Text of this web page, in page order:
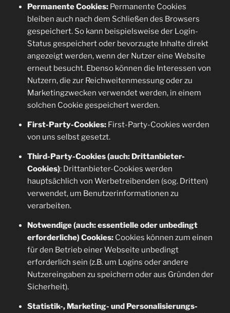
Permanente Cookies:Permanente Cookies
bleiben auch nach dem Schließen des Browsers
gespeichert. So kann beispielsweise der Login-
Status gespeichert oder bevorzugte Inhalte direkt
angezeigt werden, wenn der Nutzer eine Website
erneut besucht. Ebenso können die Interessen von
Nutzern, die zur Reichweitenmessung oder zu
Marketingzwecken verwendet werden, in einem
solchen Cookie gespeichert werden.
First-Party-Cookies:First-Party-Cookies werden
von uns selbst gesetzt.
Third-Party-Cookies (auch: Drittanbieter-
Cookies): Drittanbieter-Cookies werden
hauptsächlich von Werbetreibenden (sog. Dritten)
verwendet, um Benutzerinformationen zu
verarbeiten.
Notwendige (auch: essentielle oder unbedingt
erforderliche) Cookies:Cookies können zum einen
für den Betrieb einer Webseite unbedingt
erforderlich sein (z.B. um Logins oder andere
Nutzereingaben zu speichern oder aus Gründen der
Sicherheit).
Statistik-, Marketing- und Personalisierungs-